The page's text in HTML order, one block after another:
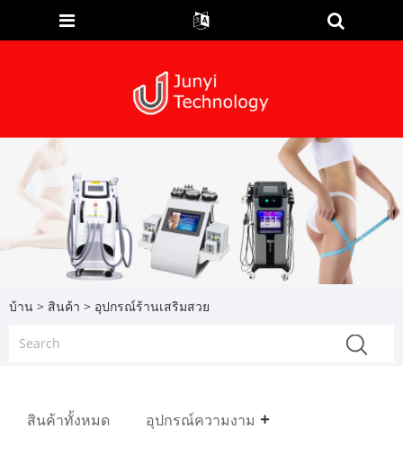
บ้าน > สินค้า > อุปกรณ์ร้านเสริมสวย
สินค้าทั้งหมด อุปกรณ์ความงาม